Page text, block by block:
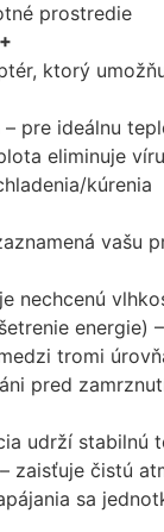
prostredie
ktorý
pre ideálnu
eliminuje
kúrenia
vašu
nechcenú
energie)
tromi
pred
udrží stabilnú
zaisťuje čistú
sa